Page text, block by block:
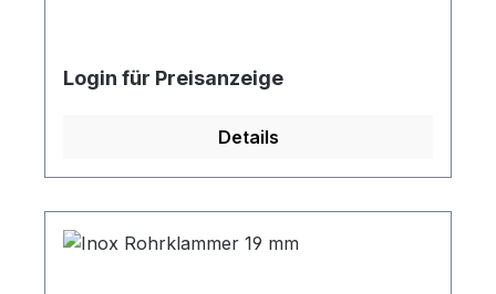
Login für Preisanzeige
Details